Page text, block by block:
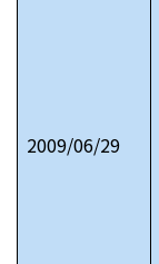
2009/06/29